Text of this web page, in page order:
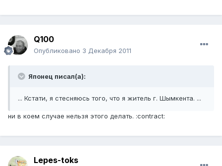
Q100
Опубликовано 3 Декабря 2011
Японец писал(а):
... Кстати, я стесняюсь того, что я житель г. Шымкента. ...
ни в коем случае нельзя этого делать. :contract:
Lepes-toks